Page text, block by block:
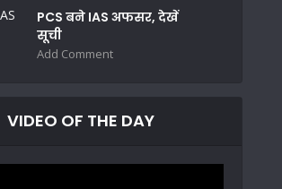
PCS बने IAS अफसर, देखें
सूची
Add Comment
VIDEO OF THE DAY